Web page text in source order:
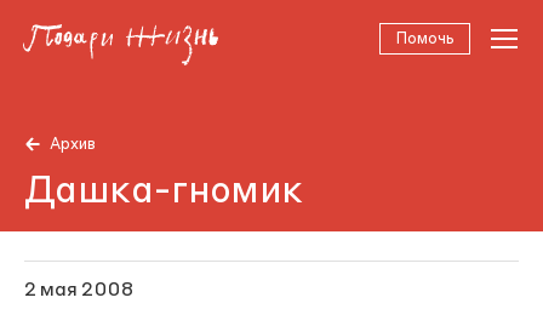
Помочь
Архив
Дашка-гномик
2 мая 2008